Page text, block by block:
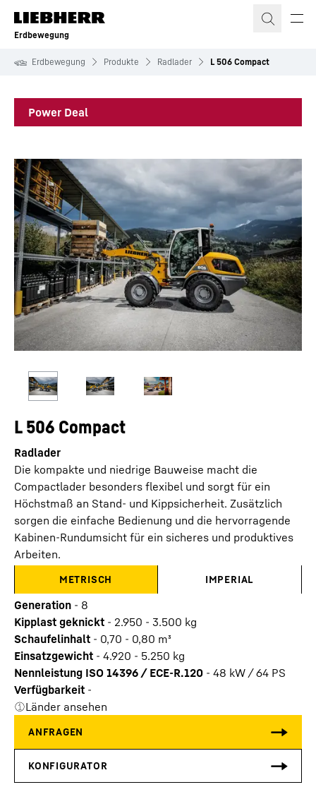
Zum Inhalt springen
Erdbewegung
Erdbewegung Produkte Radlader L 506 Compact
Power Deal
L 506 Compact
Radlader
Die kompakte und niedrige Bauweise macht die
Compactlader besonders flexibel und sorgt für ein
Höchstmaß an Stand- und Kippsicherheit. Zusätzlich
sorgen die einfache Bedienung und die hervorragende
Kabinen-Rundumsicht für ein sicheres und produktives
Arbeiten.
METRISCH IMPERIAL
Generation - 8
Kipplast geknickt - 2.950 - 3.500 kg
Schaufelinhalt - 0,70 - 0,80 m³
Einsatzgewicht - 4.920 - 5.250 kg
Nennleistung ISO 14396 / ECE-R.120 - 48 kW / 64 PS
Verfügbarkeit -
Länder ansehen